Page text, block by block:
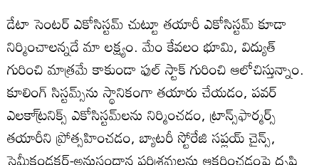
డేటా సెంటర్‌ ఎకోసిస్టమ్‌ చుట్టూ తయారీ ఎకోసిస్టమ్‌ కూడా
నిర్మించాలన్నదే మా లక్ష్యం. మేం కేవలం భూమి, విద్యుత్‌
గురించి మాత్రమే కాకుండా ఫుల్‌ స్టాక్‌ గురించి ఆలోచిస్తున్నాం.
కూలింగ్‌ సిస్టమ్స్‌ను స్థానికంగా తయారు చేయడం, పవర్‌
ఎలకా్ట్రనిక్స్‌ ఎకోసిస్టమ్‌లను నిర్మించడం, ట్రాన్స్‌ఫార్మర్స్‌
తయారీని ప్రోత్సహించడం, బ్యాటరీ స్టోరేజి సప్లయ్‌ చైన్స్‌,